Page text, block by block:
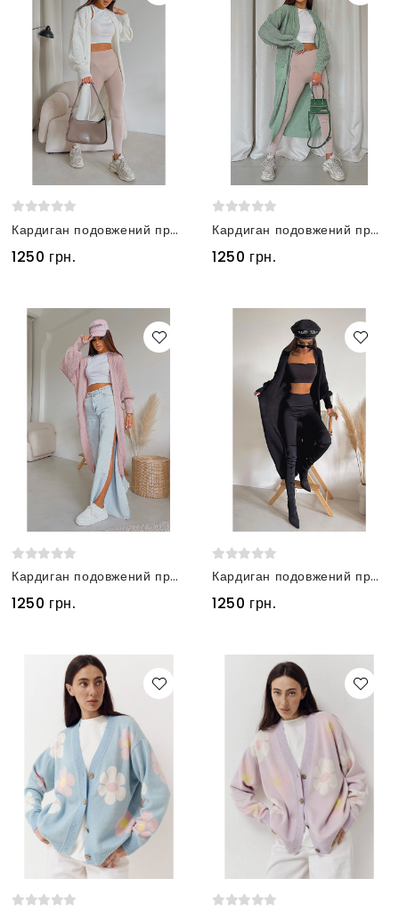
Кардиган подовжений прямого крою з кишенями молочний
1250 грн.
Кардиган подовжений прямого крою з кишенями оливковий
1250 грн.
Кардиган подовжений прямого крою з кишенями рожевий
1250 грн.
Кардиган подовжений прямого крою з кишенями чорний
1250 грн.